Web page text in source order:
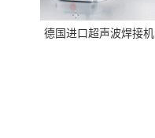
德国进口超声波焊接机